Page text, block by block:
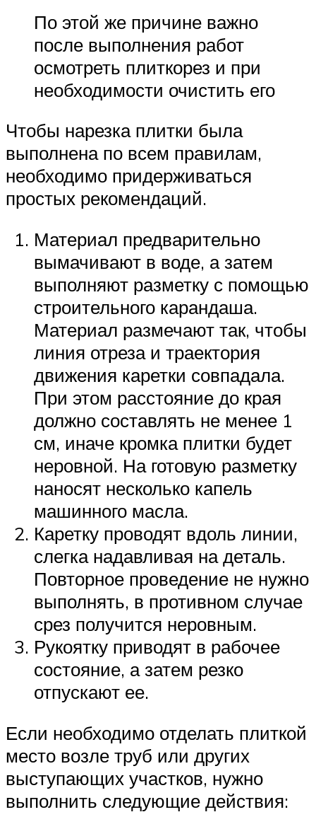
По этой же причине важно
после выполнения работ
осмотреть плиткорез и при
необходимости очистить его
Чтобы нарезка плитки была
выполнена по всем правилам,
необходимо придерживаться
простых рекомендаций.
Материал предварительно
вымачивают в воде, а затем
выполняют разметку с помощью
строительного карандаша.
Материал размечают так, чтобы
линия отреза и траектория
движения каретки совпадала.
При этом расстояние до края
должно составлять не менее 1
см, иначе кромка плитки будет
неровной. На готовую разметку
наносят несколько капель
машинного масла.
Каретку проводят вдоль линии,
слегка надавливая на деталь.
Повторное проведение не нужно
выполнять, в противном случае
срез получится неровным.
Рукоятку приводят в рабочее
состояние, а затем резко
отпускают ее.
Если необходимо отделать плиткой
место возле труб или других
выступающих участков, нужно
выполнить следующие действия: